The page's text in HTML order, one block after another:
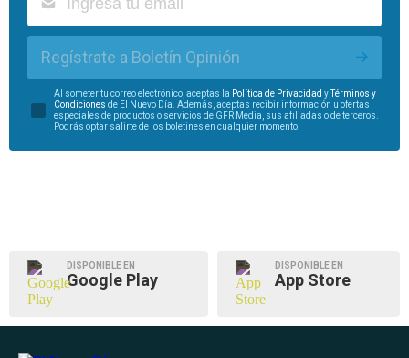
Regístrate a Boletín Opinión
Al someter tu correo electrónico, aceptas la Política de Privacidad yTérminos y
Condiciones de El Nuevo Día. Además, aceptas recibir información u ofertas
especiales de productos o servicios de GFR Media, sus afiliadas o de terceros.
Podrás optar salirte de los boletines en cualquier momento.
DISPONIBLE EN
Google Play
DISPONIBLE EN
App Store